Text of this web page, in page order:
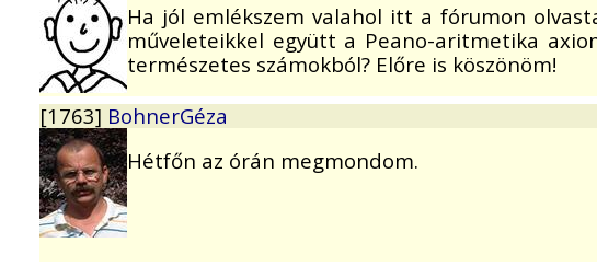
Ha jól emlékszem valahol itt a fórumon
műveleteikkel együtt a Peano-aritmetika
természetes számokból? Előre is köszönöm!
[1763] BohnerGéza
Hétfőn az órán megmondom.